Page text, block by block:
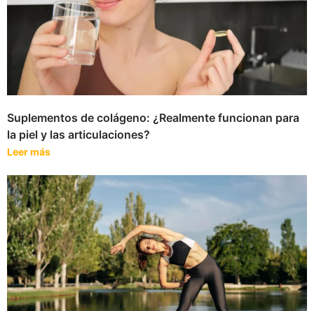
Suplementos de colágeno: ¿Realmente funcionan para
la piel y las articulaciones?
Leer más